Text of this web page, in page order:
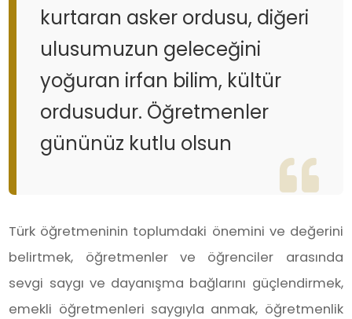
kurtaran asker ordusu, diğeri
ulusumuzun geleceğini
yoğuran irfan bilim, kültür
ordusudur. Öğretmenler
gününüz kutlu olsun
Türk öğretmeninin toplumdaki önemini ve değerini
belirtmek, öğretmenler ve öğrenciler arasında
sevgi saygı ve dayanışma bağlarını güçlendirmek,
emekli öğretmenleri saygıyla anmak, öğretmenlik